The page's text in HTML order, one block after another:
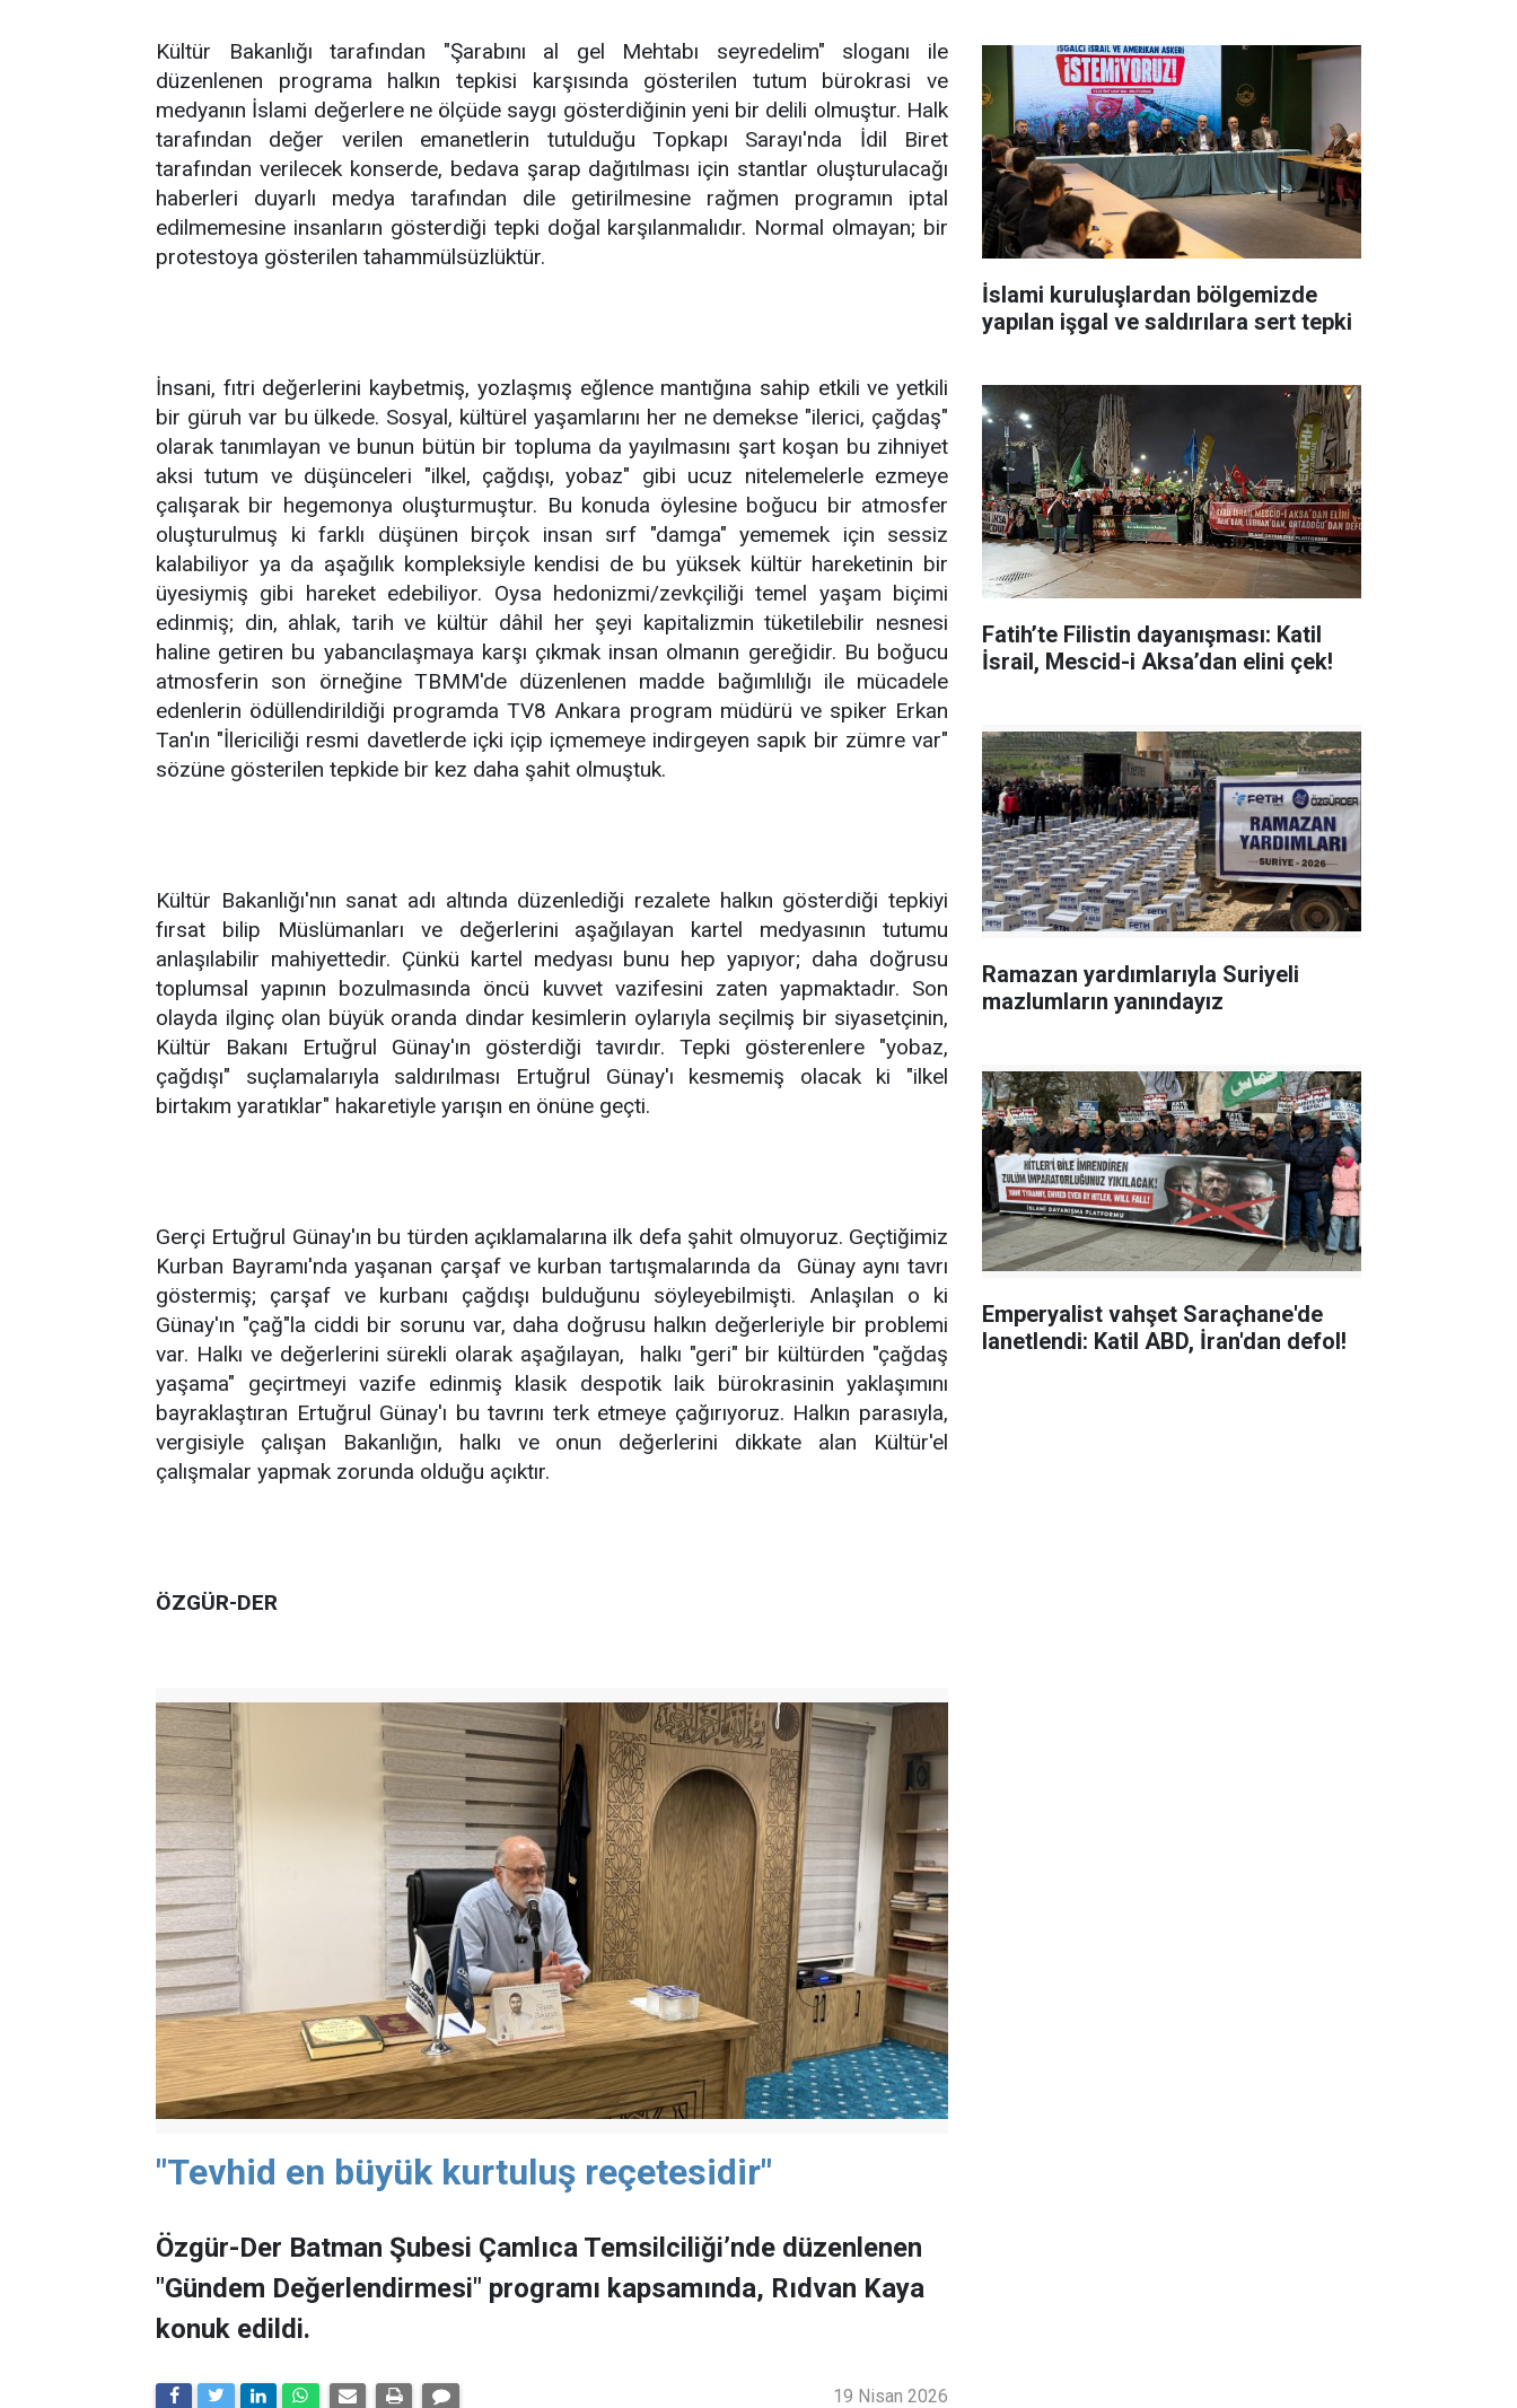
Kültür Bakanlığı tarafından "Şarabını al gel Mehtabı seyredelim" sloganı ile
düzenlenen programa halkın tepkisi karşısında gösterilen tutum bürokrasi ve
medyanın İslami değerlere ne ölçüde saygı gösterdiğinin yeni bir delili olmuştur. Halk
tarafından değer verilen emanetlerin tutulduğu Topkapı Sarayı'nda İdil Biret
tarafından verilecek konserde, bedava şarap dağıtılması için stantlar oluşturulacağı
haberleri duyarlı medya tarafından dile getirilmesine rağmen programın iptal
edilmemesine insanların gösterdiği tepki doğal karşılanmalıdır. Normal olmayan; bir
protestoya gösterilen tahammülsüzlüktür.
İnsani, fıtri değerlerini kaybetmiş, yozlaşmış eğlence mantığına sahip etkili ve yetkili
bir güruh var bu ülkede. Sosyal, kültürel yaşamlarını her ne demekse "ilerici, çağdaş"
olarak tanımlayan ve bunun bütün bir topluma da yayılmasını şart koşan bu zihniyet
aksi tutum ve düşünceleri "ilkel, çağdışı, yobaz" gibi ucuz nitelemelerle ezmeye
çalışarak bir hegemonya oluşturmuştur. Bu konuda öylesine boğucu bir atmosfer
oluşturulmuş ki farklı düşünen birçok insan sırf "damga" yememek için sessiz
kalabiliyor ya da aşağılık kompleksiyle kendisi de bu yüksek kültür hareketinin bir
üyesiymiş gibi hareket edebiliyor. Oysa hedonizmi/zevkçiliği temel yaşam biçimi
edinmiş; din, ahlak, tarih ve kültür dâhil her şeyi kapitalizmin tüketilebilir nesnesi
haline getiren bu yabancılaşmaya karşı çıkmak insan olmanın gereğidir. Bu boğucu
atmosferin son örneğine TBMM'de düzenlenen madde bağımlılığı ile mücadele
edenlerin ödüllendirildiği programda TV8 Ankara program müdürü ve spiker Erkan
Tan'ın "İlericiliği resmi davetlerde içki içip içmemeye indirgeyen sapık bir zümre var"
sözüne gösterilen tepkide bir kez daha şahit olmuştuk.
Kültür Bakanlığı'nın sanat adı altında düzenlediği rezalete halkın gösterdiği tepkiyi
fırsat bilip Müslümanları ve değerlerini aşağılayan kartel medyasının tutumu
anlaşılabilir mahiyettedir. Çünkü kartel medyası bunu hep yapıyor; daha doğrusu
toplumsal yapının bozulmasında öncü kuvvet vazifesini zaten yapmaktadır. Son
olayda ilginç olan büyük oranda dindar kesimlerin oylarıyla seçilmiş bir siyasetçinin,
Kültür Bakanı Ertuğrul Günay'ın gösterdiği tavırdır. Tepki gösterenlere "yobaz,
çağdışı" suçlamalarıyla saldırılması Ertuğrul Günay'ı kesmemiş olacak ki "ilkel
birtakım yaratıklar" hakaretiyle yarışın en önüne geçti.
Gerçi Ertuğrul Günay'ın bu türden açıklamalarına ilk defa şahit olmuyoruz. Geçtiğimiz
Kurban Bayramı'nda yaşanan çarşaf ve kurban tartışmalarında da Günay aynı tavrı
göstermiş; çarşaf ve kurbanı çağdışı bulduğunu söyleyebilmişti. Anlaşılan o ki
Günay'ın "çağ"la ciddi bir sorunu var, daha doğrusu halkın değerleriyle bir problemi
var. Halkı ve değerlerini sürekli olarak aşağılayan, halkı "geri" bir kültürden "çağdaş
yaşama" geçirtmeyi vazife edinmiş klasik despotik laik bürokrasinin yaklaşımını
bayraklaştıran Ertuğrul Günay'ı bu tavrını terk etmeye çağırıyoruz. Halkın parasıyla,
vergisiyle çalışan Bakanlığın, halkı ve onun değerlerini dikkate alan Kültür'el
çalışmalar yapmak zorunda olduğu açıktır.
ÖZGÜR-DER
"Tevhid en büyük kurtuluş reçetesidir"
Özgür-Der Batman Şubesi Çamlıca Temsilciliği’nde düzenlenen
"Gündem Değerlendirmesi" programı kapsamında, Rıdvan Kaya
konuk edildi.
19 Nisan 2026
İslami kuruluşlardan bölgemizde
yapılan işgal ve saldırılara sert tepki
Fatih’te Filistin dayanışması: Katil
İsrail, Mescid-i Aksa’dan elini çek!
Ramazan yardımlarıyla Suriyeli
mazlumların yanındayız
Emperyalist vahşet Saraçhane'de
lanetlendi: Katil ABD, İran'dan defol!